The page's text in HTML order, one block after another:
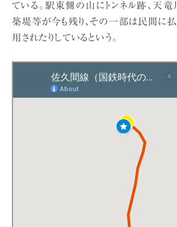
ている。駅東側の山にトンネル跡、天竜
築堤等が今も残り、その一部は民間に払
用されたりしているという。